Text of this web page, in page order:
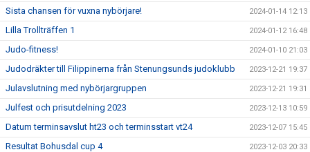
Sista chansen för vuxna nybörjare! 2024-01-14 12:13
Lilla Trollträffen 1 2024-01-12 16:48
Judo-fitness! 2024-01-10 21:03
Judodräkter till Filippinerna från Stenungsunds judoklubb 2023-12-21 19:37
Julavslutning med nybörjargruppen 2023-12-21 19:31
Julfest och prisutdelning 2023 2023-12-13 10:59
Datum terminsavslut ht23 och terminsstart vt24 2023-12-07 15:45
Resultat Bohusdal cup 4 2023-12-03 20:33